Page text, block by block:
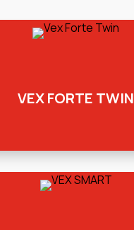
VEX FORTE TWIN